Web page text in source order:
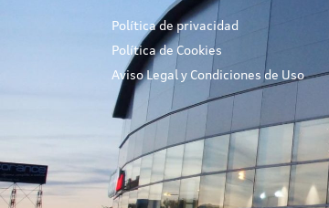
Política de privacidad
Política de Cookies
Aviso Legal y Condiciones de Uso